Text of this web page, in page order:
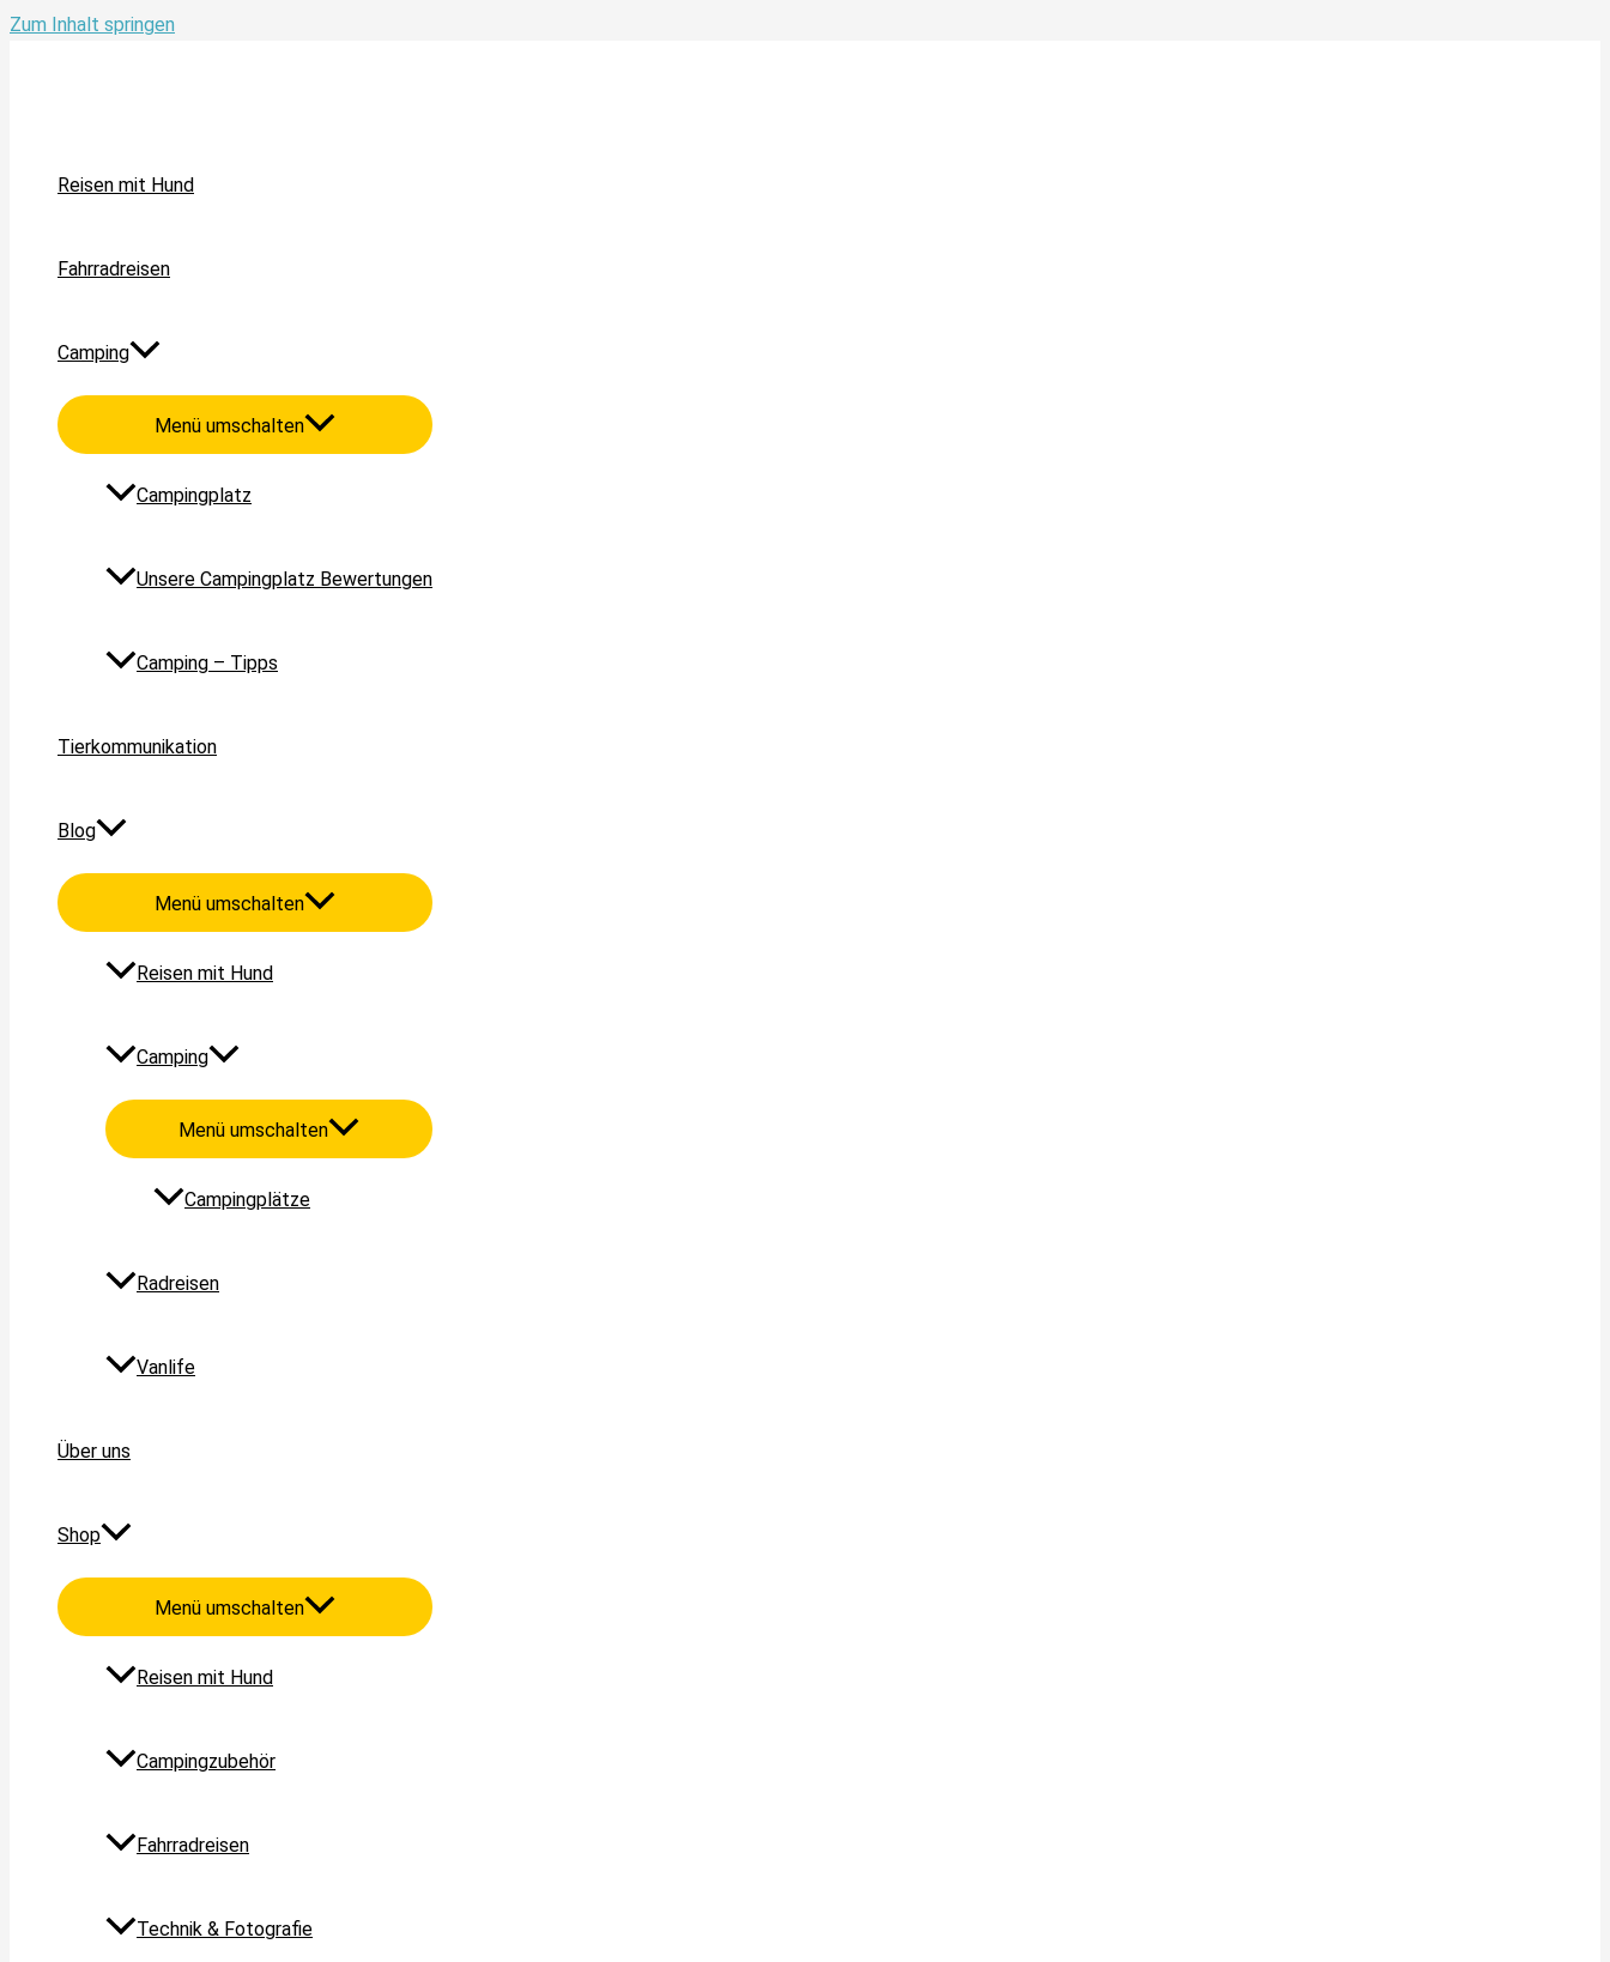
Zum Inhalt springen
Reisen mit Hund
Fahrradreisen
Camping
Menü umschalten
Campingplatz
Unsere Campingplatz Bewertungen
Camping – Tipps
Tierkommunikation
Blog
Menü umschalten
Reisen mit Hund
Camping
Menü umschalten
Campingplätze
Radreisen
Vanlife
Über uns
Shop
Menü umschalten
Reisen mit Hund
Campingzubehör
Fahrradreisen
Technik & Fotografie